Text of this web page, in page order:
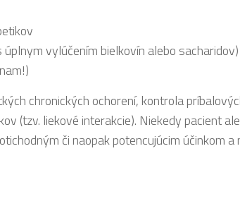
vylúčením bielkovín alebo sacharidov)
chronických ochorení, kontrola
(tzv. liekové interakcie). Niekedy pacient
či naopak potencujúcim účinkom